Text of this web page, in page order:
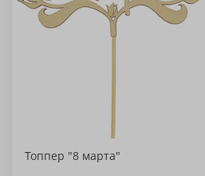
Топпер "8 марта"